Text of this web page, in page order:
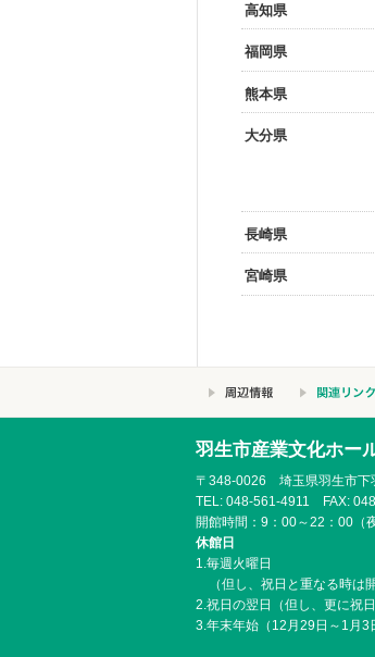
高知県
福岡県
熊本県
大分県
長崎県
宮崎県
羽生市産業文化ホー
〒348-0026 埼玉県羽生市下
TEL: 048-561-4911 FAX:
開館時間：9：00～22：00（
休館日
1.毎週火曜日
（但し、祝日と重なる時は
2.祝日の翌日（但し、更に祝
3.年末年始（12月29日～1月3